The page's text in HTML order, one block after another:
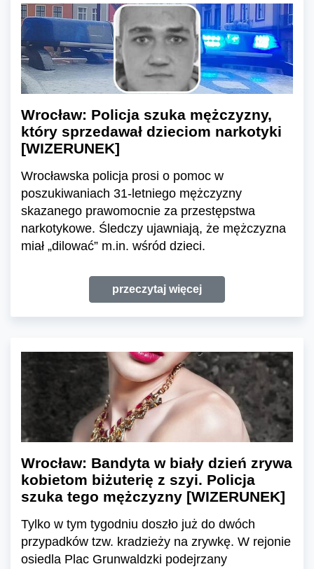
Wrocław: Policja szuka mężczyzny,
który sprzedawał dzieciom narkotyki
[WIZERUNEK]
Wrocławska policja prosi o pomoc w
poszukiwaniach 31-letniego mężczyzny
skazanego prawomocnie za przestępstwa
narkotykowe. Śledczy ujawniają, że mężczyzna
miał „dilować” m.in. wśród dzieci.
przeczytaj więcej
Wrocław: Bandyta w biały dzień zrywa
kobietom biżuterię z szyi. Policja
szuka tego mężczyzny [WIZERUNEK]
Tylko w tym tygodniu doszło już do dwóch
przypadków tzw. kradzieży na zrywkę. W rejonie
osiedla Plac Grunwaldzki podejrzany